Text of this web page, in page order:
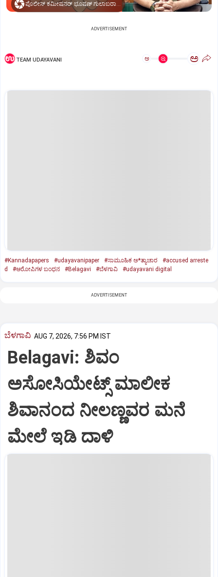
ADVERTISEMENT
TEAM UDAYAVANI ಅ ಅ
#Kannadapapers #udayavanipaper #ಸಾಮೂಹಿಕ ಅ*ತ್ಯಾಚಾರ
#accused arreste
d
#ಆರೋಪಿಗಳ ಬಂಧನ #Belagavi #ಬೆಳಗಾವಿ #udayavani digital
ADVERTISEMENT
ಬೆಳಗಾವಿ AUG 7, 2026, 7:56 PM IST
Belagavi: ಶಿವಂ
ಅಸೋಸಿಯೇಟ್ಸ್ ಮಾಲೀಕ
ಶಿವಾನಂದ ನೀಲಣ್ಣವರ ಮನೆ
ಮೇಲೆ ಇಡಿ‌ ದಾಳಿ